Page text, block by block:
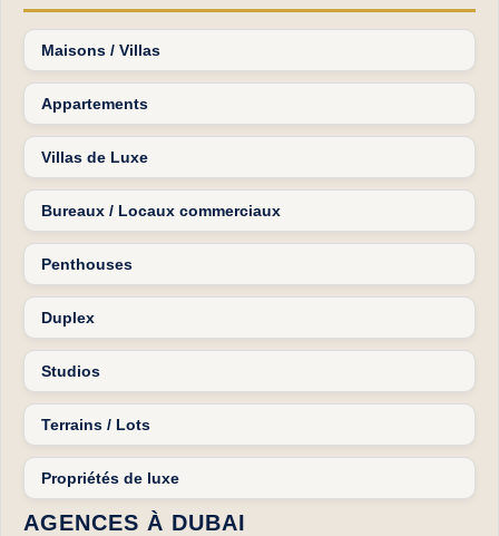
Maisons / Villas
Appartements
Villas de Luxe
Bureaux / Locaux commerciaux
Penthouses
Duplex
Studios
Terrains / Lots
Propriétés de luxe
AGENCES À DUBAI